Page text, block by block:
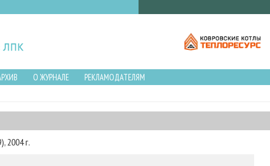
О ЖУРНАЛЕ
РЕКЛАМОДАТЕЛЯМ
2004 г.